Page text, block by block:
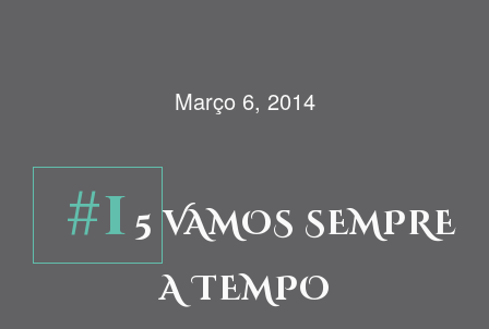
Março 6, 2014
#1 5 VAMOS SEMPRE
A TEMPO